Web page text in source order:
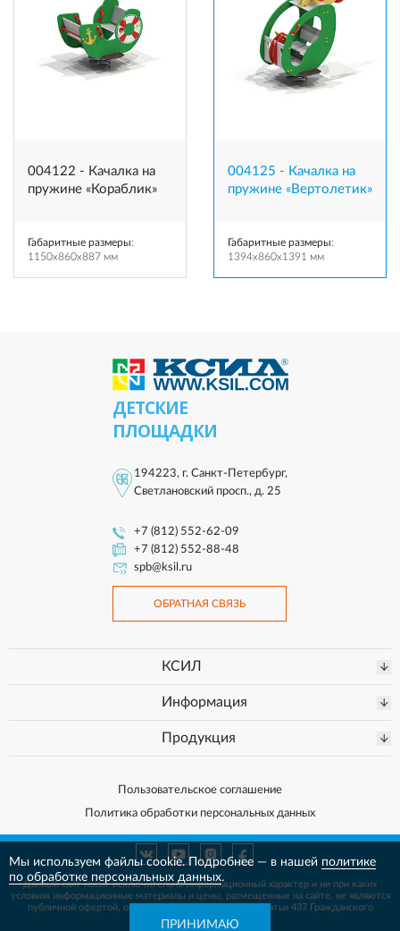
004122 - Качалка на
пружине «Кораблик»
Габаритные размеры:
1150x860x887 мм
004125 - Качалка на
пружине «Вертолетик»
Габаритные размеры:
1394x860x1391 мм
ДЕТСКИЕ
ПЛОЩАДКИ
194223, г. Санкт-Петербург,
Светлановский просп., д. 25
+7 (812) 552-62-09
+7 (812) 552-88-48
spb@ksil.ru
ОБРАТНАЯ СВЯЗЬ
КСИЛ
Информация
Продукция
Пользовательское соглашение
Политика обработки персональных данных
Данный сайт носит исключительно информационный характер и ни при каких
условиях информационные материалы и цены, размещенные на сайте, неявляются
публичной офертой, определяемой положениями Статьи 437 Гражданского
кодекса РФ.
Мы используем файлы cookie. Подробнее — в нашей политике
по обработке персональных данных.
ПРИНИМАЮ